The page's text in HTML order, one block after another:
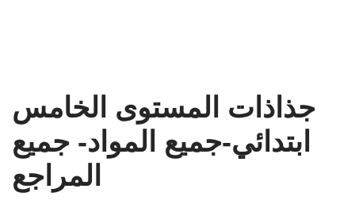
جذاذات المستوى الخامس
ابتدائي-جميع المواد- جميع
المراجع